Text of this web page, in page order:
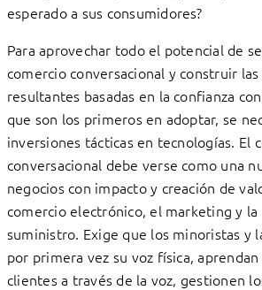
esperado a sus consumidores?
Para aprovechar todo el potencial de
comercio conversacional y construir
resultantes basadas en la confianza
que son los primeros en adoptar, se
inversiones tácticas en tecnologías. El
conversacional debe verse como una
negocios con impacto y creación de
comercio electrónico, el marketing y la
suministro. Exige que los minoristas y
por primera vez su voz física,
clientes a través de la voz, gestionen